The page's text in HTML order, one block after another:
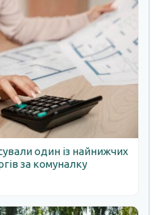
один із найнижчих
за комуналку